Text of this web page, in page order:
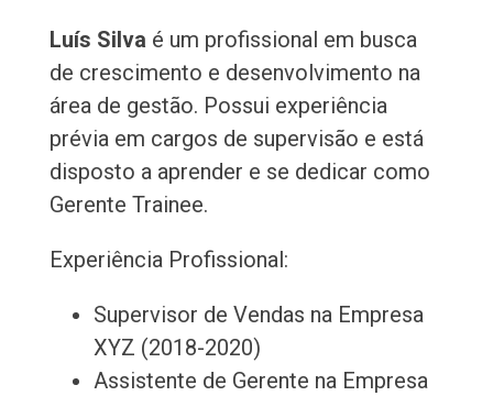
Luís Silva é um profissional em busca
de crescimento e desenvolvimento na
área de gestão. Possui experiência
prévia em cargos de supervisão e está
disposto a aprender e se dedicar como
Gerente Trainee.
Experiência Profissional:
Supervisor de Vendas na Empresa
XYZ (2018-2020)
Assistente de Gerente na Empresa